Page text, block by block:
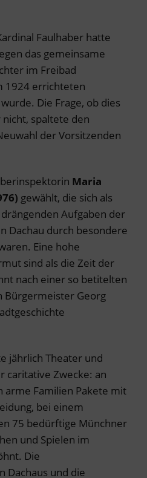
Faulhaber hatte
das gemeinsame
im Freibad
1924 errichteten
Die Frage, ob dies
spaltete den
der Vorsitzenden
Maria
gewählt, die sich als
Aufgaben der
Dachau durch besondere
Eine hohe
sind als die Zeit der
nach einer so betitelten
Bürgermeister Georg
jährlich Theater und
caritative Zwecke: an
arme Familien Pakete mit
bei einem
75 bedürftige Münchner
und Spielen im
Die
Dachaus und die